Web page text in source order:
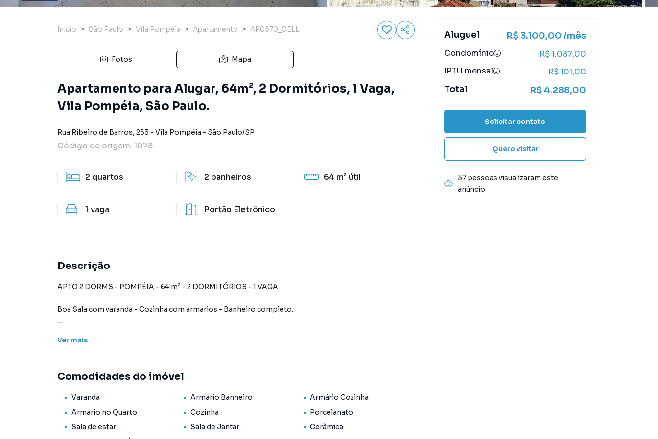
Início São Paulo Vila Pompéia Apartamento AP0570_SELL
Fotos Mapa
Apartamento para Alugar, 64m², 2 Dormitórios, 1 Vaga,
Vila Pompéia, São Paulo.
Rua Ribeiro de Barros, 253 - Vila Pompéia - São Paulo/SP
Código de origem: 1078
2 quartos 2 banheiros 64 m² útil
1 vaga Portão Eletrônico
Descrição
APTO 2 DORMS - POMPÉIA - 64 m² - 2 DORMITÓRIOS - 1 VAGA.
Boa Sala com varanda - Cozinha com armários - Banheiro completo.
Pompéia - Shopping Bourbon...etc..
Lazer: Boa Piscina / Sala de Ginástica / Jogos / Play / Salão de Festas / Quadra. AGENDE JÁ SUA VISITA
Ver mais
Comodidades do imóvel
Varanda Armário Banheiro
Armário Cozinha
Armário no Quarto
Cozinha
Porcelanato
Sala de estar
Sala de Jantar
Cerâmica
Aluguel R$ 3.100,00 /mês
Condomínio
R$ 1.087,00
IPTU mensal
R$ 101,00
Total R$ 4.288,00
Solicitar contato
Quero visitar
37 pessoas visualizaram este
anúncio